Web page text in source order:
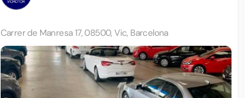
Carrer de Manresa 17, 08500, Vic, Barcelona